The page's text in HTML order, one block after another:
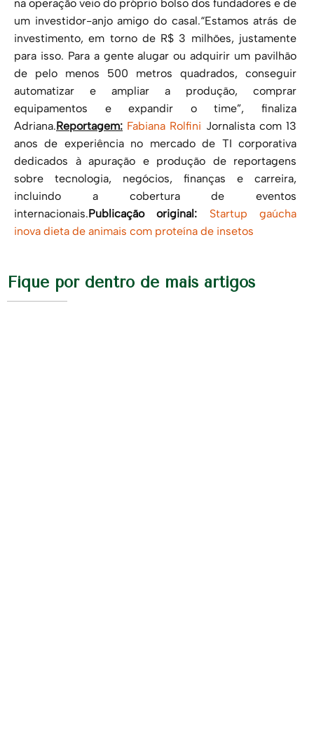
na operação veio do próprio bolso dos fundadores e de
um investidor-anjo amigo do casal.“Estamos atrás de
investimento, em torno de R$ 3 milhões, justamente
para isso. Para a gente alugar ou adquirir um pavilhão
de pelo menos 500 metros quadrados, conseguir
automatizar e ampliar a produção, comprar
equipamentos e expandir o time”, finaliza
Adriana.Reportagem: Fabiana Rolfini Jornalista com 13
anos de experiência no mercado de TI corporativa
dedicados à apuração e produção de reportagens
sobre tecnologia, negócios, finanças e carreira,
incluindo a cobertura de eventos
internacionais.Publicação original:
Startup gaúcha
inova dieta de animais com proteína de insetos
Fique por dentro de mais artigos